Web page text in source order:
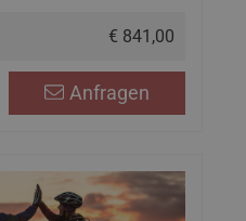
€ 841,00
Anfragen